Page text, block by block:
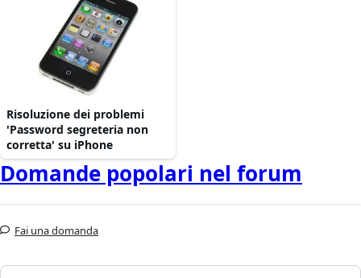
Risoluzione dei problemi
'Password segreteria non
corretta' su iPhone
Domande popolari nel forum
Fai una domanda